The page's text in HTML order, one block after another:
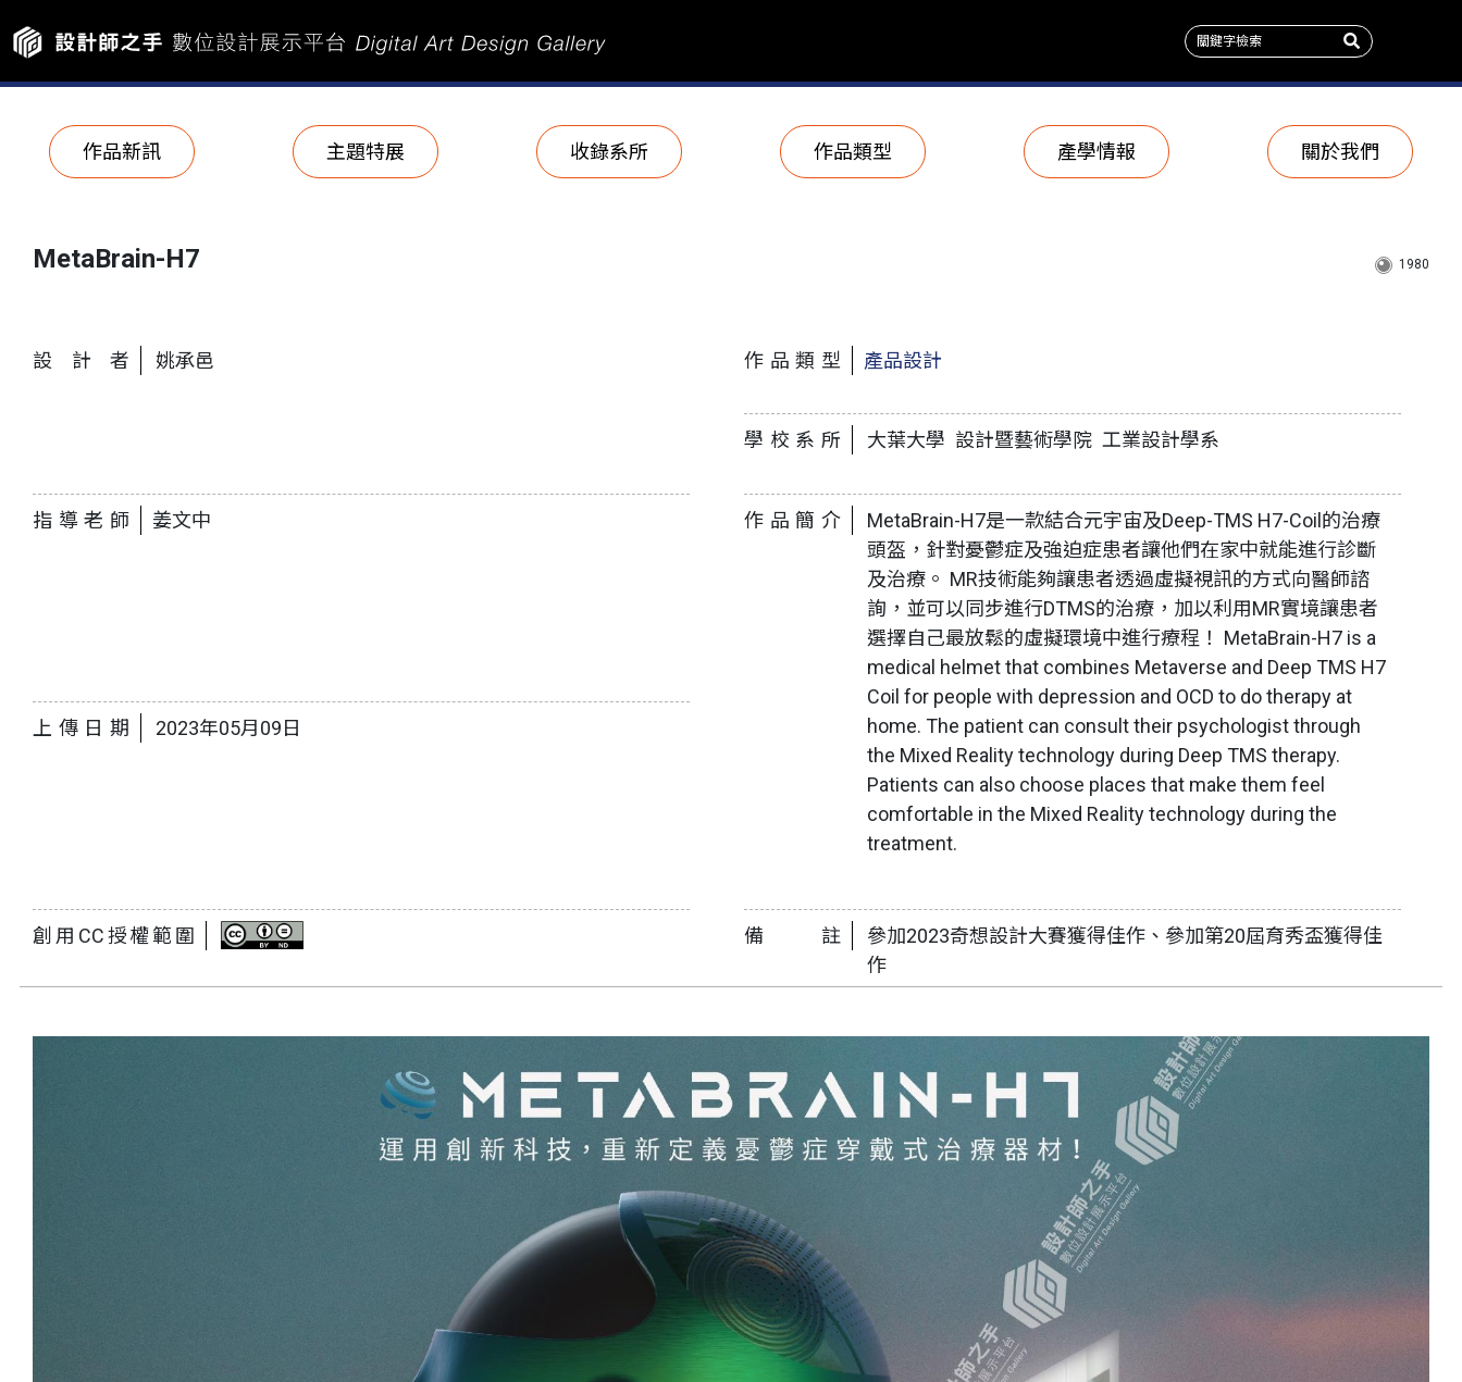
作品新訊 主題特展 收錄系所 作品類型 產學情報 關於我們
MetaBrain-H7 1980
設計者 姚承邑 作品類型 產品設計
學校系所 大葉大學 設計暨藝術學院 工業設計學系
指導老師 姜文中 作品簡介
MetaBrain-H7是一款結合元宇宙及Deep-TMS H7-Coil的治療
頭盔，針對憂鬱症及強迫症患者讓他們在家中就能進行診斷
及治療。 MR技術能夠讓患者透過虛擬視訊的方式向醫師諮
詢，並可以同步進行DTMS的治療，加以利用MR實境讓患者
選擇自己最放鬆的虛擬環境中進行療程！ MetaBrain-H7 is a
medical helmet that combines Metaverse and Deep TMS H7
Coil for people with depression and OCD to do therapy at
home. The patient can consult their psychologist through
the Mixed Reality technology during Deep TMS therapy.
Patients can also choose places that make them feel
comfortable in the Mixed Reality technology during the
treatment.
備註
參加2023奇想設計大賽獲得佳作、參加第20屆育秀盃獲得佳
作
上傳日期 2023年05月09日
創用CC授權範圍